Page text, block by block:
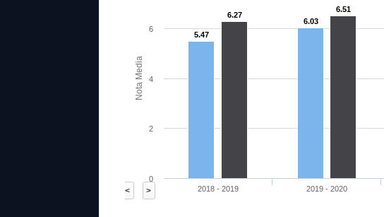
< >
Nota Media
5.47
6.03
6.27
6.51
2018 - 2019 2019 - 2020
0
2
4
6